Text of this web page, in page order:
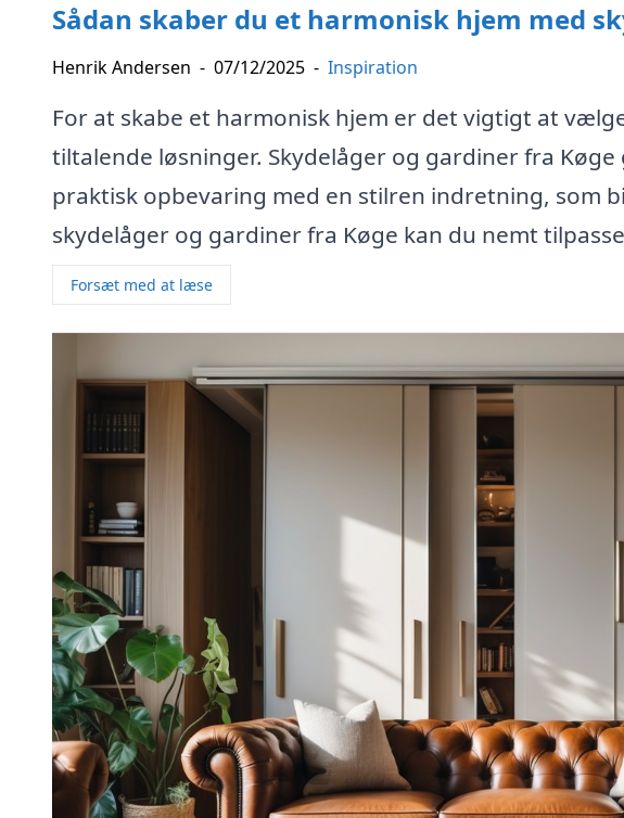
Sådan skaber du et harmonisk hjem med
Henrik Andersen - 07/12/2025 - Inspiration
For at skabe et harmonisk hjem er det vigtigt at
tiltalende løsninger. Skydelåger og gardiner fra
praktisk opbevaring med en stilren indretning, som
skydelåger og gardiner fra Køge kan du nemt
Forsæt med at læse